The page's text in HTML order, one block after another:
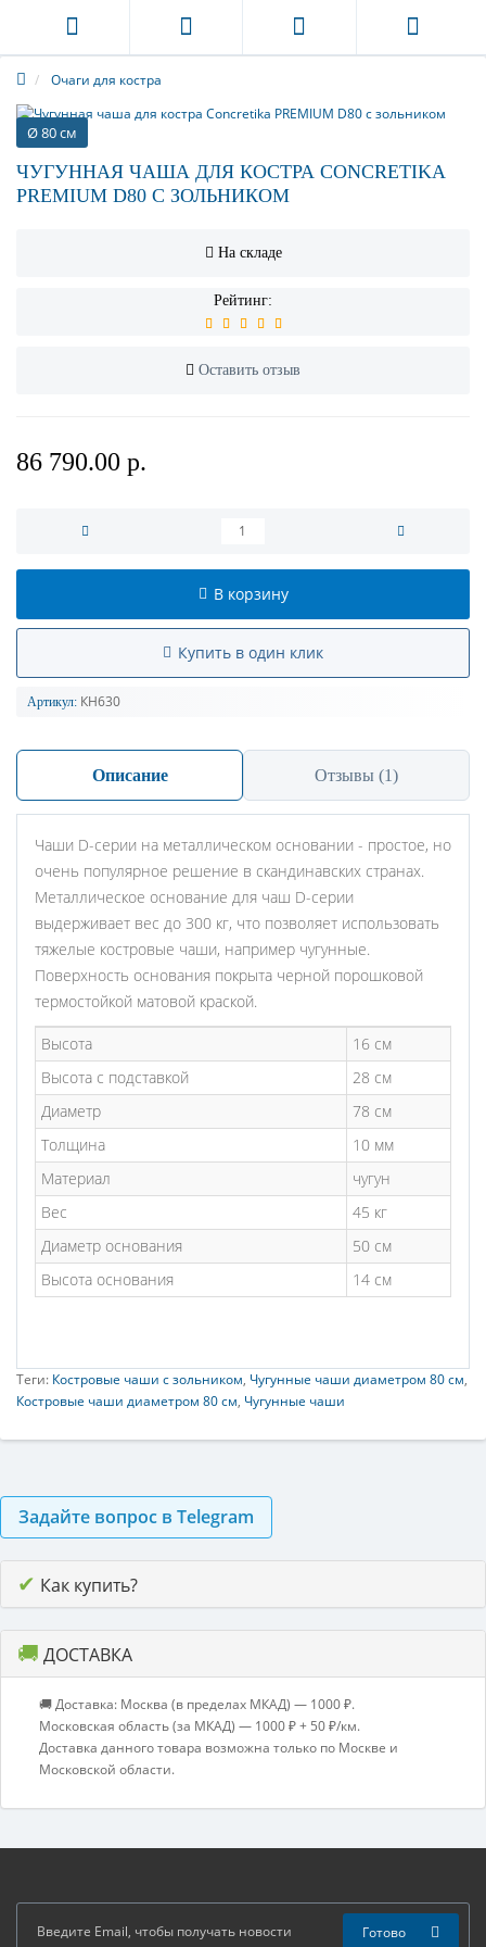
Очаги для костра
Ø 80 см
ЧУГУННАЯ ЧАША ДЛЯ КОСТРА CONCRETIKA
PREMIUM D80 С ЗОЛЬНИКОМ
На складе
Рейтинг:
Оставить отзыв
86 790.00 р.
В корзину
Купить в один клик
Артикул: КН630
Описание Отзывы (1)
Чаши D-серии на металлическом основании - простое, но
очень популярное решение в скандинавских странах.
Металлическое основание для чаш D-серии
выдерживает вес до 300 кг, что позволяет использовать
тяжелые костровые чаши, например чугунные.
Поверхность основания покрыта черной порошковой
термостойкой матовой краской.
Высота
16 см
Высота с подставкой
28 см
Диаметр
78 см
Толщина
10 мм
Материал
чугун
Вес
45 кг
Диаметр основания
50 см
Высота основания
14 см
Теги: Костровые чаши с зольником, Чугунные чаши диаметром 80 см,
Костровые чаши диаметром 80 см, Чугунные чаши
Задайте вопрос в Telegram
✔ Как купить?
🚚 ДОСТАВКА
🚚 Доставка: Москва (в пределах МКАД) — 1000 ₽.
Московская область (за МКАД) — 1000 ₽ + 50 ₽/км.
Доставка данного товара возможна только по Москве и
Московской области.
Готово